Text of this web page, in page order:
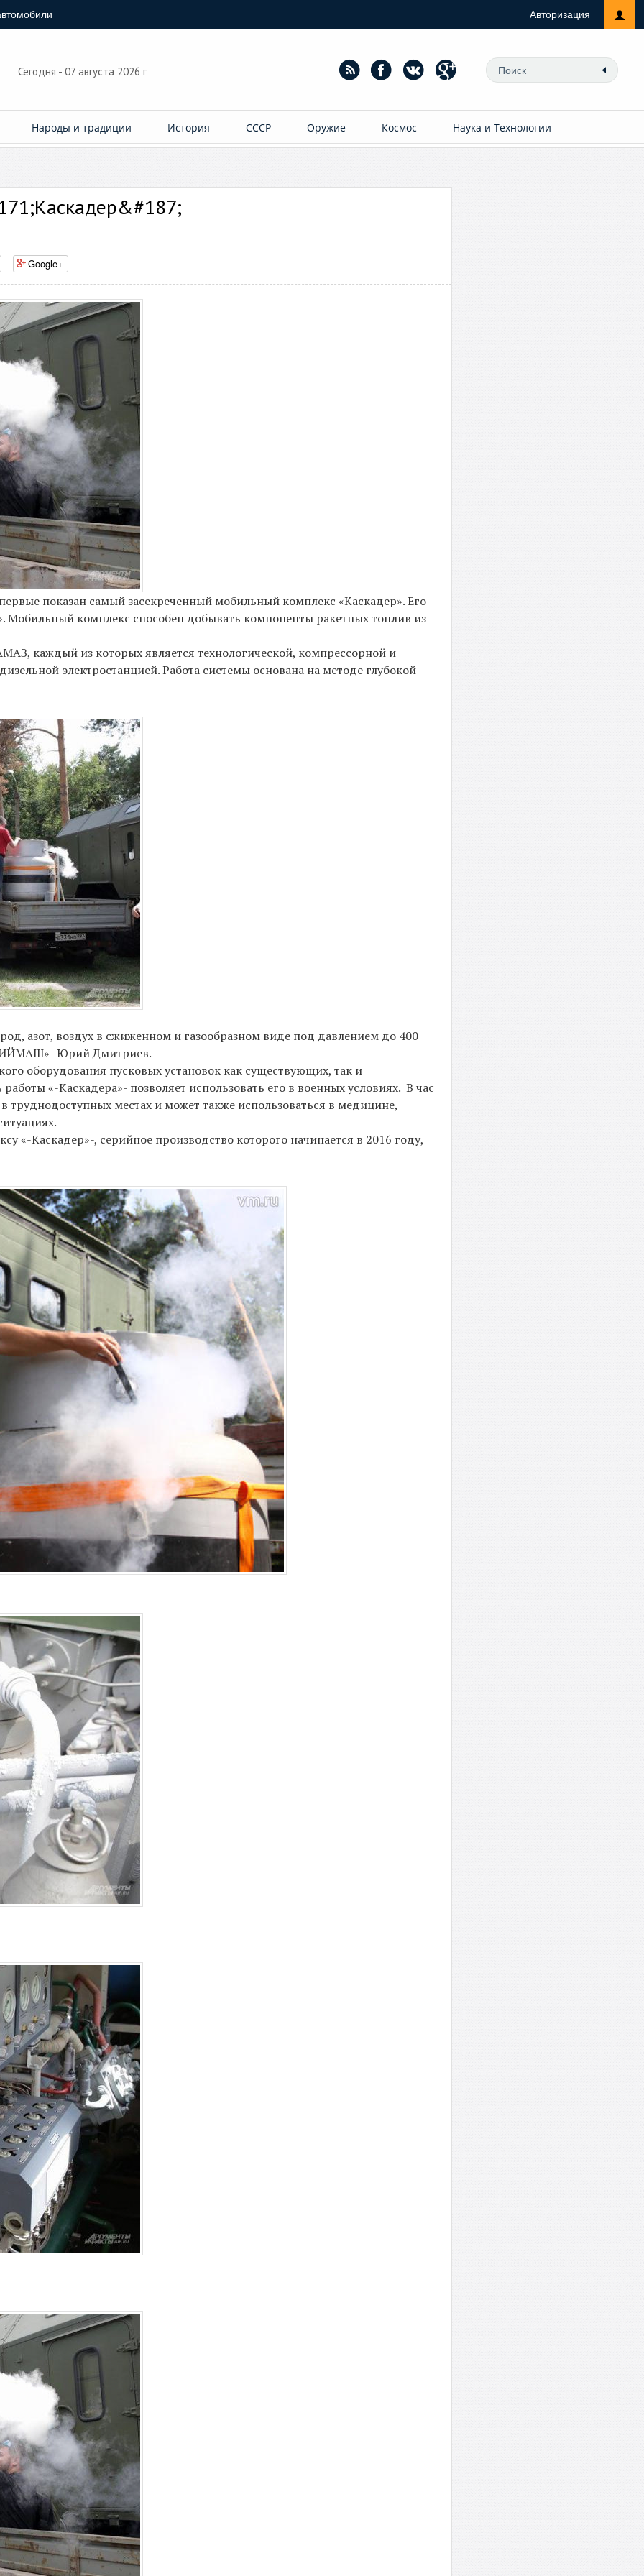
Авторизация
Сегодня - 07 августа 2026 г
Народы и традиции История СССР Оружие Космос Наука и Технологии
Google+
показан самый засекреченный мобильный комплекс «Каскадер». Его
Мобильный комплекс способен добывать компоненты ракетных топлив из
каждый из которых является технологической, компрессорной и
электростанцией. Работа системы основана на методе глубокой
азот, воздух в сжиженном и газообразном виде под давлением до 400
Юрий Дмитриев.
оборудования пусковых установок как существующих, так и
«-Каскадера»- позволяет использовать его в военных условиях. В час
труднодоступных местах и может также использоваться в медицине,
«-Каскадер»-, серийное производство которого начинается в 2016 году,